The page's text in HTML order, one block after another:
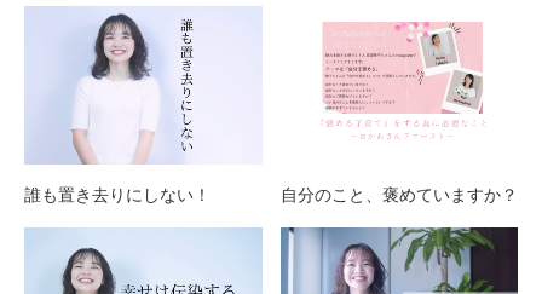
誰も置き去りにしない！ 自分のこと、褒めていますか？